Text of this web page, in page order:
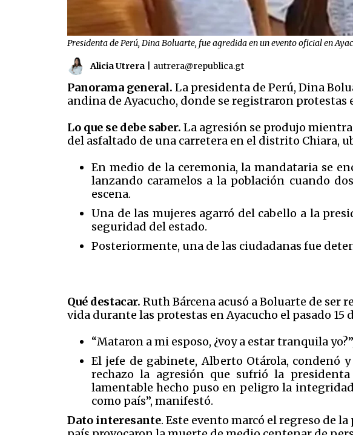
Presidenta de Perú, Dina Boluarte, fue agredida en un evento oficial en
Alicia Utrera autrera@republica.gt
Panorama general. La presidenta de Perú, Dina
andina de Ayacucho, donde se registraron protestas
Lo que se debe saber. La agresión se produjo
del asfaltado de una carretera en el distrito Chiara,
En medio de la ceremonia, la mandataria se
lanzando caramelos a la población cuando
escena.
Una de las mujeres agarró del cabello a la
seguridad del estado.
Posteriormente, una de las ciudadanas fue
Qué destacar. Ruth Bárcena acusó a Boluarte de ser
vida durante las protestas en Ayacucho el pasado 15
“Mataron a mi esposo, ¿voy a estar tranquila
El jefe de gabinete, Alberto Otárola, condenó
rechazo la agresión que sufrió la
lamentable hecho puso en peligro la
como país”, manifestó.
Dato interesante. Este evento marcó el regreso de